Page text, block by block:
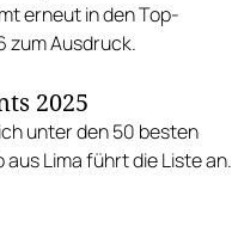
erneut in den Top-
zum Ausdruck.
2025
unter den 50 besten
Lima führt die Liste an.